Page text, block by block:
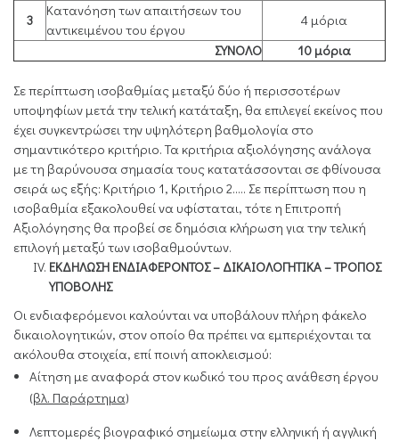
3
Κατανόηση των απαιτήσεων του
αντικειμένου του έργου
4 μόρια
ΣΥΝΟΛΟ
10 μόρια
Σε περίπτωση ισοβαθμίας μεταξύ δύο ή περισσοτέρων
υποψηφίων μετά την τελική κατάταξη, θα επιλεγεί εκείνος που
έχει συγκεντρώσει την υψηλότερη βαθμολογία στο
σημαντικότερο κριτήριο. Τα κριτήρια αξιολόγησης ανάλογα
με τη βαρύνουσα σημασία τους κατατάσσονται σε φθίνουσα
σειρά ως εξής: Κριτήριο 1, Κριτήριο 2….. Σε περίπτωση που η
ισοβαθμία εξακολουθεί να υφίσταται, τότε η Επιτροπή
Αξιολόγησης θα προβεί σε δημόσια κλήρωση για την τελική
επιλογή μεταξύ των ισοβαθμούντων.
ΕΚΔΗΛΩΣΗ ΕΝΔΙΑΦΕΡΟΝΤΟΣ – ΔΙΚΑΙΟΛΟΓΗΤΙΚΑ – ΤΡΟΠΟΣ
ΥΠΟΒΟΛΗΣ
Οι ενδιαφερόμενοι καλούνται να υποβάλουν πλήρη φάκελο
δικαιολογητικών, στον οποίο θα πρέπει να εμπεριέχονται τα
ακόλουθα στοιχεία, επί ποινή αποκλεισμού:
Αίτηση με αναφορά στον κωδικό του προς ανάθεση έργου
(βλ. Παράρτημα)
Λεπτομερές βιογραφικό σημείωμα στην ελληνική ή αγγλική